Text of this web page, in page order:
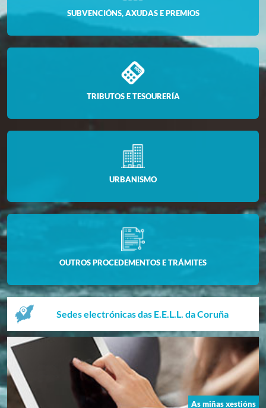
SUBVENCIÓNS, AXUDAS E PREMIOS
TRIBUTOS E TESOURERÍA
URBANISMO
OUTROS PROCEDEMENTOS E TRÁMITES
Sedes electrónicas das E.E.L.L. da Coruña
As miñas xestións